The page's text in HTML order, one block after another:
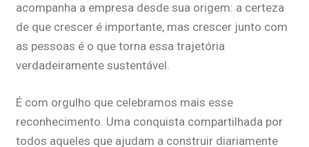
acompanha a empresa desde sua origem: a certeza
de que crescer é importante, mas crescer junto com
as pessoas é o que torna essa trajetória
verdadeiramente sustentável.
É com orgulho que celebramos mais esse
reconhecimento. Uma conquista compartilhada por
todos aqueles que ajudam a construir diariamente